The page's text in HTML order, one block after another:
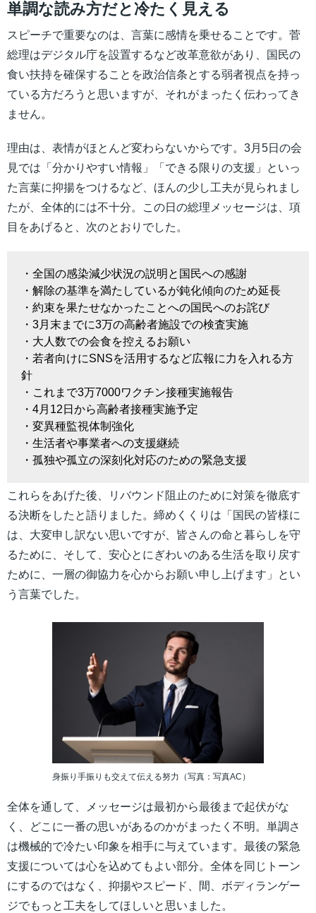
単調な読み方だと冷たく見える
スピーチで重要なのは、言葉に感情を乗せることです。菅
総理はデジタル庁を設置するなど改革意欲があり、国民の
食い扶持を確保することを政治信条とする弱者視点を持っ
ている方だろうと思いますが、それがまったく伝わってき
ません。
理由は、表情がほとんど変わらないからです。3月5日の会
見では「分かりやすい情報」「できる限りの支援」といっ
た言葉に抑揚をつけるなど、ほんの少し工夫が見られまし
たが、全体的には不十分。この日の総理メッセージは、項
目をあげると、次のとおりでした。
・全国の感染減少状況の説明と国民への感謝
・解除の基準を満たしているが鈍化傾向のため延長
・約束を果たせなかったことへの国民へのお詫び
・3月末までに3万の高齢者施設での検査実施
・大人数での会食を控えるお願い
・若者向けにSNSを活用するなど広報に力を入れる方
針
・これまで3万7000ワクチン接種実施報告
・4月12日から高齢者接種実施予定
・変異種監視体制強化
・生活者や事業者への支援継続
・孤独や孤立の深刻化対応のための緊急支援
これらをあげた後、リバウンド阻止のために対策を徹底す
る決断をしたと語りました。締めくくりは「国民の皆様に
は、大変申し訳ない思いですが、皆さんの命と暮らしを守
るために、そして、安心とにぎわいのある生活を取り戻す
ために、一層の御協力を心からお願い申し上げます」とい
う言葉でした。
身振り手振りも交えて伝える努力（写真：写真AC）
全体を通して、メッセージは最初から最後まで起伏がな
く、どこに一番の思いがあるのかがまったく不明。単調さ
は機械的で冷たい印象を相手に与えています。最後の緊急
支援については心を込めてもよい部分。全体を同じトーン
にするのではなく、抑揚やスピード、間、ボディランゲー
ジでもっと工夫をしてほしいと思いました。